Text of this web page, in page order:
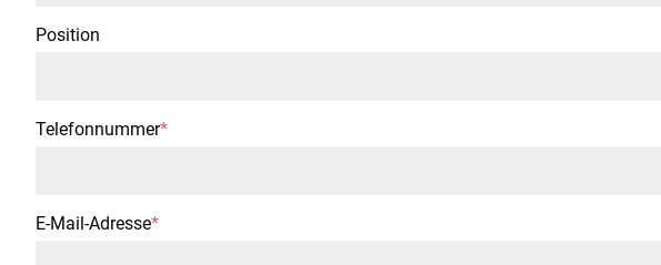
Position
Telefonnummer*
E-Mail-Adresse*